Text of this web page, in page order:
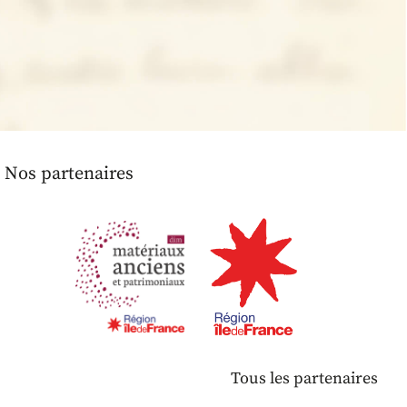
Nos partenaires
Tous les partenaires